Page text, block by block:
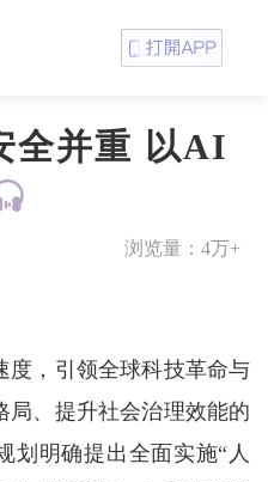
全并重 以AI
浏览量： 4万+
度，引领全球科技革命与
局、提升社会治理效能的
划明确提出全面实施“人